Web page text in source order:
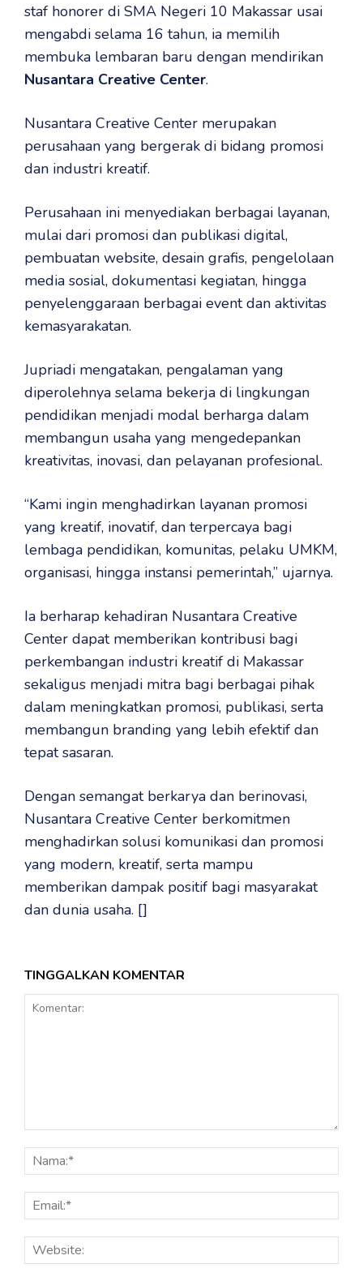
staf honorer di SMA Negeri 10 Makassar usai
mengabdi selama 16 tahun, ia memilih
membuka lembaran baru dengan mendirikan
Nusantara Creative Center.
Nusantara Creative Center merupakan
perusahaan yang bergerak di bidang promosi
dan industri kreatif.
Perusahaan ini menyediakan berbagai layanan,
mulai dari promosi dan publikasi digital,
pembuatan website, desain grafis, pengelolaan
media sosial, dokumentasi kegiatan, hingga
penyelenggaraan berbagai event dan aktivitas
kemasyarakatan.
Jupriadi mengatakan, pengalaman yang
diperolehnya selama bekerja di lingkungan
pendidikan menjadi modal berharga dalam
membangun usaha yang mengedepankan
kreativitas, inovasi, dan pelayanan profesional.
“Kami ingin menghadirkan layanan promosi
yang kreatif, inovatif, dan terpercaya bagi
lembaga pendidikan, komunitas, pelaku UMKM,
organisasi, hingga instansi pemerintah,” ujarnya.
Ia berharap kehadiran Nusantara Creative
Center dapat memberikan kontribusi bagi
perkembangan industri kreatif di Makassar
sekaligus menjadi mitra bagi berbagai pihak
dalam meningkatkan promosi, publikasi, serta
membangun branding yang lebih efektif dan
tepat sasaran.
Dengan semangat berkarya dan berinovasi,
Nusantara Creative Center berkomitmen
menghadirkan solusi komunikasi dan promosi
yang modern, kreatif, serta mampu
memberikan dampak positif bagi masyarakat
dan dunia usaha. []
TINGGALKAN KOMENTAR